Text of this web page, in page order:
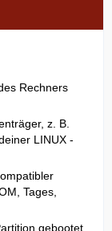
Rechners
z. B.
LINUX -
Tages,
gebootet